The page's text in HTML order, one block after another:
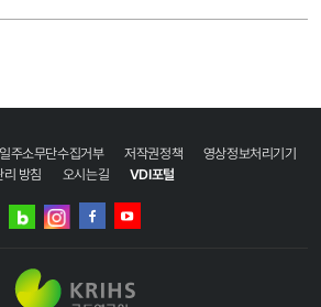
주소무단수집거부 저작권정책
영상정보처리기기
리 방침
오시는길 VDI포털
네이버
인스타그램